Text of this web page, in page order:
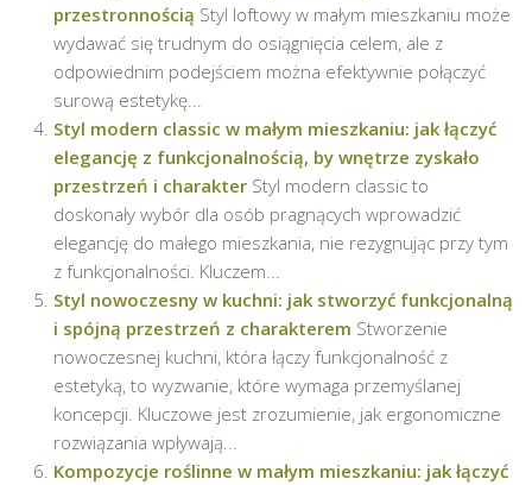
przestronnością Styl loftowy w małym mieszkaniu może
wydawać się trudnym do osiągnięcia celem, ale z
odpowiednim podejściem można efektywnie połączyć
surową estetykę...
Styl modern classic w małym mieszkaniu: jak łączyć
elegancję z funkcjonalnością, by wnętrze zyskało
przestrzeń i charakter Styl modern classic to
doskonały wybór dla osób pragnących wprowadzić
elegancję do małego mieszkania, nie rezygnując przy tym
z funkcjonalności. Kluczem...
Styl nowoczesny w kuchni: jak stworzyć funkcjonalną
i spójną przestrzeń z charakterem Stworzenie
nowoczesnej kuchni, która łączy funkcjonalność z
estetyką, to wyzwanie, które wymaga przemyślanej
koncepcji. Kluczowe jest zrozumienie, jak ergonomiczne
rozwiązania wpływają...
Kompozycje roślinne w małym mieszkaniu: jak łączyć